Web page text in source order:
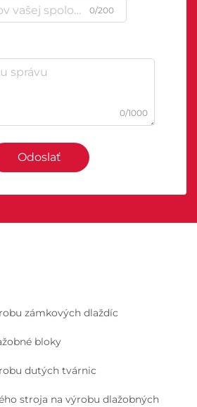
0/200
0/1000
Odoslať
zámkových dlaždíc
bloky
dutých tvárnic
stroja na výrobu dlažobných